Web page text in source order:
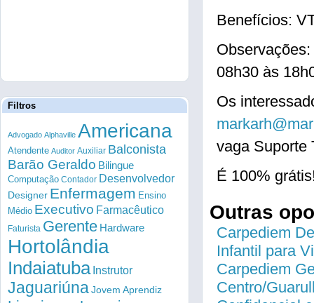
Benefícios:
08h30 às
Os
vaga Suporte
É 100%
Outras
Carpediem
Infantil para
Carpediem
Centro/
Filtros
Advogado Alphaville Americana
Atendente Auditor Auxiliar Balconista
Barão Geraldo Bilingue
Computação Contador Desenvolvedor
Designer Enfermagem Ensino
Médio Executivo Farmacêutico
Faturista Gerente Hardware
Hortolândia
Indaiatuba Instrutor
Jaguariúna Jovem Aprendiz